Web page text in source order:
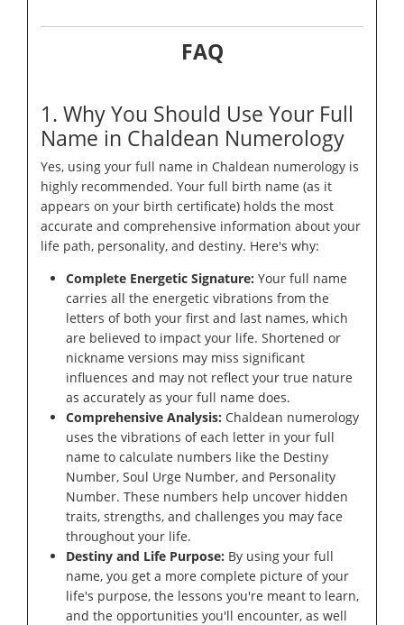
FAQ
1. Why You Should Use Your Full
Name in Chaldean Numerology
Yes, using your full name in Chaldean numerology is
highly recommended. Your full birth name (as it
appears on your birth certificate) holds the most
accurate and comprehensive information about your
life path, personality, and destiny. Here's why:
Complete Energetic Signature: Your full name
carries all the energetic vibrations from the
letters of both your first and last names, which
are believed to impact your life. Shortened or
nickname versions may miss significant
influences and may not reflect your true nature
as accurately as your full name does.
Comprehensive Analysis: Chaldean numerology
uses the vibrations of each letter in your full
name to calculate numbers like the Destiny
Number, Soul Urge Number, and Personality
Number. These numbers help uncover hidden
traits, strengths, and challenges you may face
throughout your life.
Destiny and Life Purpose: By using your full
name, you get a more complete picture of your
life's purpose, the lessons you're meant to learn,
and the opportunities you'll encounter, as well